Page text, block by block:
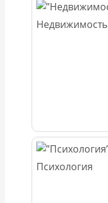
Недвижимость
Психология